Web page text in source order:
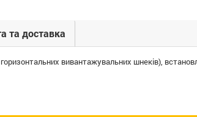
та доставка
горизонтальних вивантажувальних шнеків),